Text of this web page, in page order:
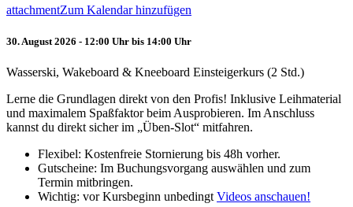
attachmentZum Kalendar hinzufügen
30. August 2026 - 12:00 Uhr bis 14:00 Uhr
Wasserski, Wakeboard & Kneeboard Einsteigerkurs (2 Std.)
Lerne die Grundlagen direkt von den Profis! Inklusive Leihmaterial
und maximalem Spaßfaktor beim Ausprobieren. Im Anschluss
kannst du direkt sicher im „Üben-Slot“ mitfahren.
Flexibel: Kostenfreie Stornierung bis 48h vorher.
Gutscheine: Im Buchungsvorgang auswählen und zum
Termin mitbringen.
Wichtig: vor Kursbeginn unbedingt Videos anschauen!